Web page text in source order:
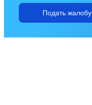
Подать жалобу